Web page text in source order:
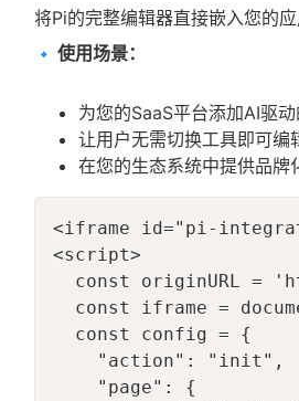
将Pi的完整编辑器直接嵌入您的
🔹 使用场景：
为您的SaaS平台添加AI驱
让用户无需切换工具即可编
在您的生态系统中提供品牌
<iframe id="pi-
<script>
const originURL =
const iframe =
  const config = {
    "action": "init",
    "page": {